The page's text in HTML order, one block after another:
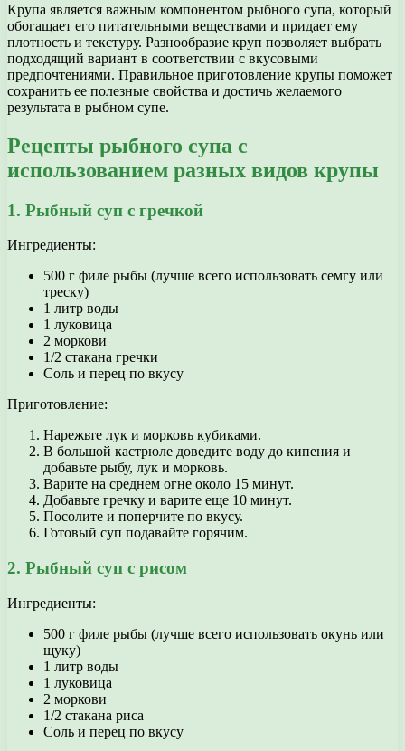
Крупа является важным компонентом рыбного супа, который
обогащает его питательными веществами и придает ему
плотность и текстуру. Разнообразие круп позволяет выбрать
подходящий вариант в соответствии с вкусовыми
предпочтениями. Правильное приготовление крупы поможет
сохранить ее полезные свойства и достичь желаемого
результата в рыбном супе.
Рецепты рыбного супа с
использованием разных видов крупы
1. Рыбный суп с гречкой
Ингредиенты:
500 г филе рыбы (лучше всего использовать семгу или
треску)
1 литр воды
1 луковица
2 моркови
1/2 стакана гречки
Соль и перец по вкусу
Приготовление:
Нарежьте лук и морковь кубиками.
В большой кастрюле доведите воду до кипения и
добавьте рыбу, лук и морковь.
Варите на среднем огне около 15 минут.
Добавьте гречку и варите еще 10 минут.
Посолите и поперчите по вкусу.
Готовый суп подавайте горячим.
2. Рыбный суп с рисом
Ингредиенты:
500 г филе рыбы (лучше всего использовать окунь или
щуку)
1 литр воды
1 луковица
2 моркови
1/2 стакана риса
Соль и перец по вкусу